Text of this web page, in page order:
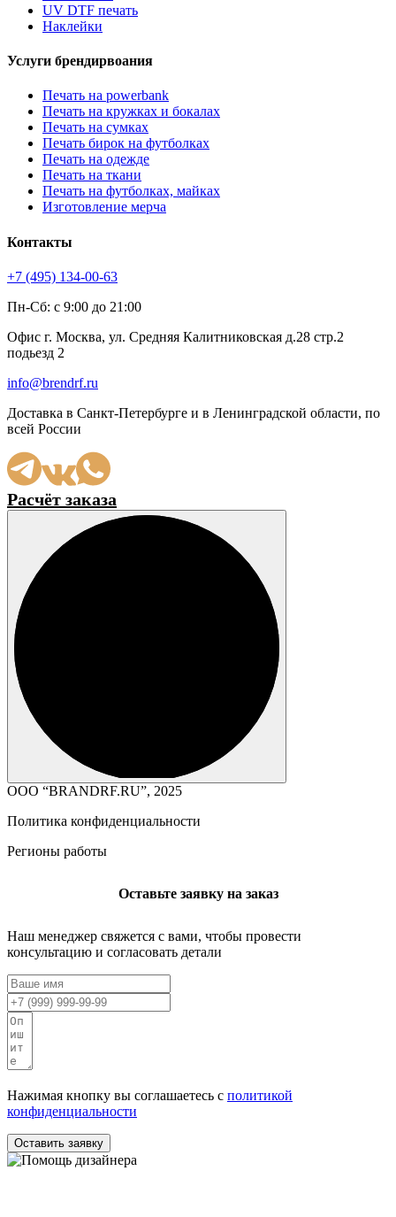
UV DTF печать
Наклейки
Услуги брендирвоания
Печать на powerbank
Печать на кружках и бокалах
Печать на сумках
Печать бирок на футболках
Печать на одежде
Печать на ткани
Печать на футболках, майках
Изготовление мерча
Контакты
+7 (495) 134-00-63
Пн-Сб: с 9:00 до 21:00
Офис г. Москва, ул. Средняя Калитниковская д.28 стр.2
подьезд 2
info@brendrf.ru
Доставка в Санкт-Петербурге и в Ленинградской области, по
всей России
Расчёт заказа
ООО “BRANDRF.RU”, 2025
Политика конфиденциальности
Регионы работы
Оставьте заявку на заказ
Наш менеджер свяжется с вами, чтобы провести
консультацию и согласовать детали
Нажимая кнопку вы соглашаетесь с политикой
конфиденциальности
Оставить заявку